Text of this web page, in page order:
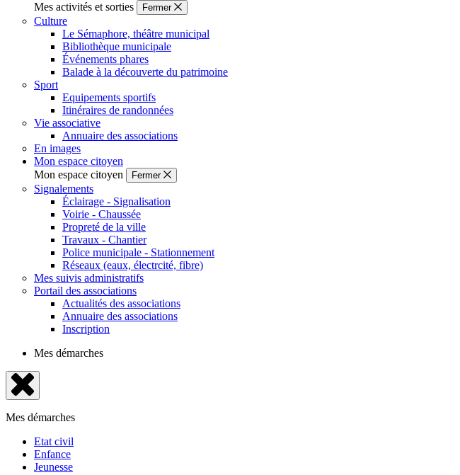
Mes activités et sorties
Fermer
Culture
Le Sémaphore, théâtre municipal
Bibliothèque municipale
Événements phares
Balade à la découverte du patrimoine
Sport
Equipements sportifs
Itinéraires de randonnées
Vie associative
Annuaire des associations
En images
Mon espace citoyen
Mon espace citoyen
Fermer
Signalements
Éclairage - Signalisation
Voirie - Chaussée
Propreté de la ville
Travaux - Chantier
Police municipale - Stationnement
Réseaux (eaux, électrcité, fibre)
Mes suivis administratifs
Portail des associations
Actualités des associations
Annuaire des associations
Inscription
Mes démarches
Fermer
le
menu
Mes démarches
Etat civil
Enfance
Jeunesse